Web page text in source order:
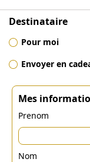
Destinataire
Pour moi
Envoyer en
Mes
Prenom
Nom